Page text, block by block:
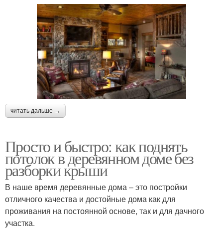
читать дальше →
Просто и быстро: как поднять
потолок в деревянном доме без
разборки крыши
В наше время деревянные дома – это постройки
отличного качества и достойные дома как для
проживания на постоянной основе, так и для дачного
участка.